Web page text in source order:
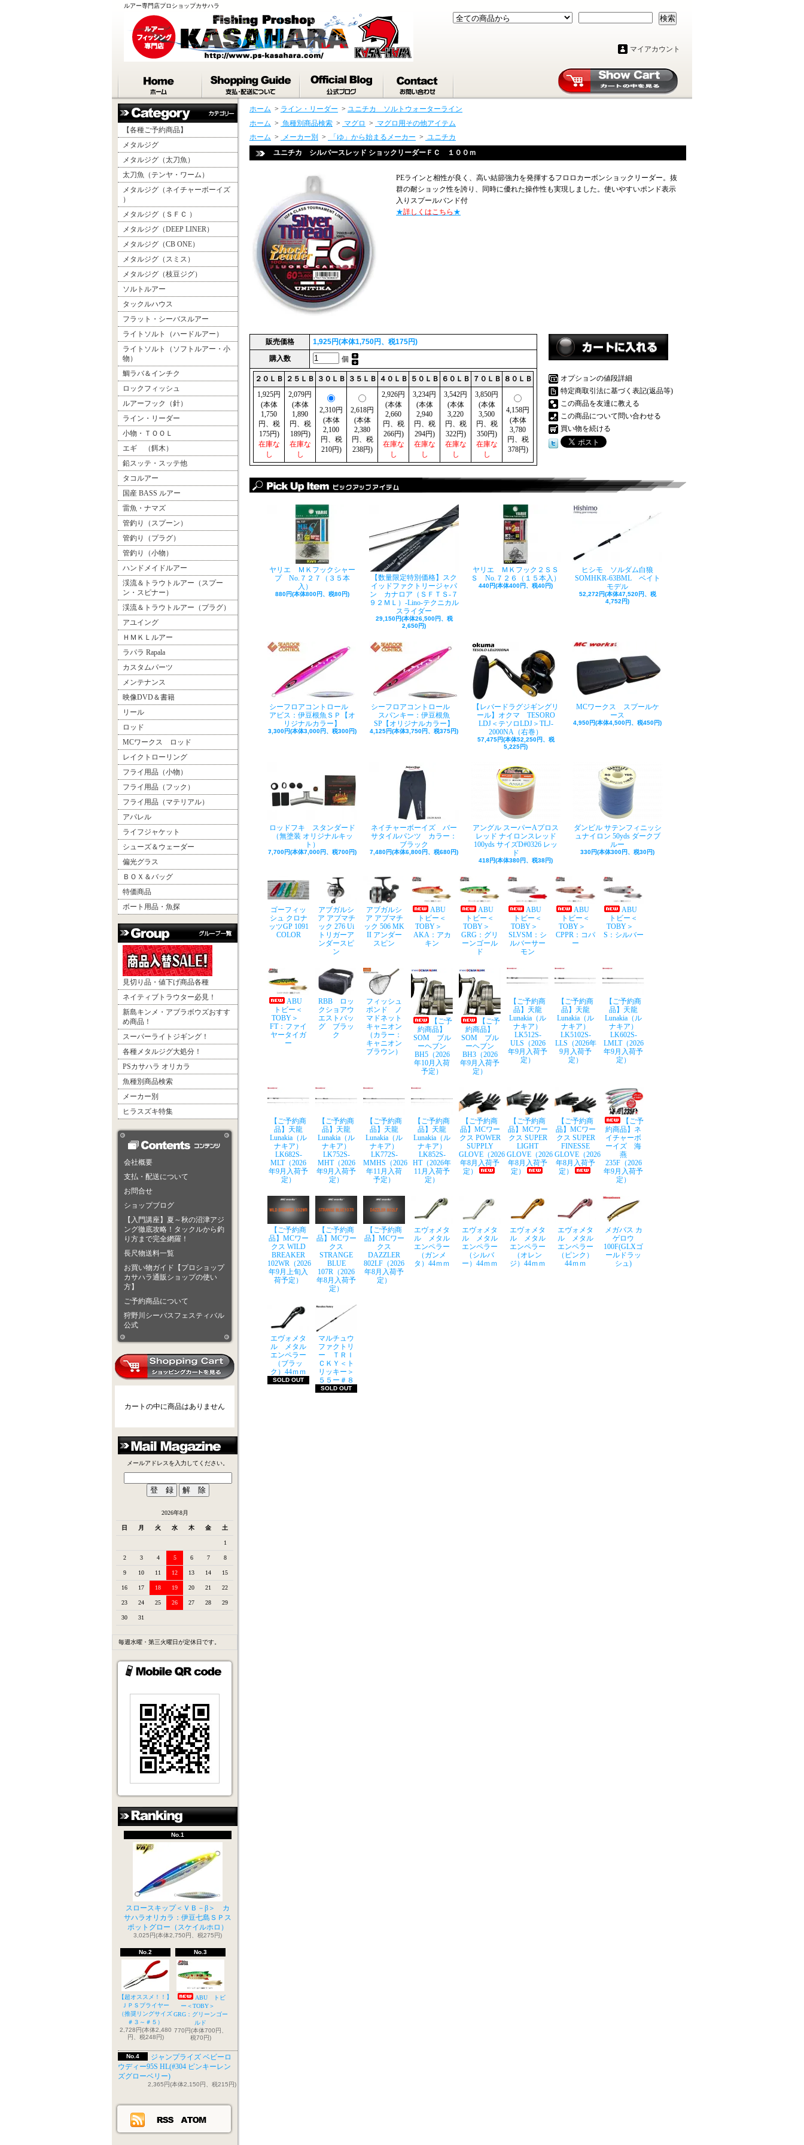
ルアー専門店プロショップカサハラ
検索
マイアカウント
【各種ご予約商品】
メタルジグ
メタルジグ（太刀魚）
太刀魚（テンヤ・ワーム）
メタルジグ（ネイチャーボーイズ
）
メタルジグ（ＳＦＣ ）
メタルジグ（DEEP LINER）
メタルジグ（CB ONE）
メタルジグ（スミス）
メタルジグ（枝豆ジグ）
ソルトルアー
タックルハウス
フラット・シーバスルアー
ライトソルト（ハードルアー）
ライトソルト（ソフトルアー・小
物）
鯛ラバ＆インチク
ロックフィッシュ
ルアーフック（針）
ライン・リーダー
小物・ＴＯＯＬ
エギ （餌木）
鉛スッテ・スッテ他
タコルアー
国産 BASS ルアー
雷魚・ナマズ
管釣り（スプーン）
管釣り（プラグ）
管釣り（小物）
ハンドメイドルアー
渓流＆トラウトルアー（スプー
ン・スピナー）
渓流＆トラウトルアー（プラグ）
アユイング
ＨＭＫＬルアー
ラパラ Rapala
カスタムパーツ
メンテナンス
映像DVD＆書籍
リール
ロッド
MCワークス ロッド
レイクトローリング
フライ用品（小物）
フライ用品（フック）
フライ用品（マテリアル）
アパレル
ライフジャケット
シューズ＆ウェーダー
偏光グラス
ＢＯＸ＆バッグ
特価商品
ボート用品・魚探
見切り品・値下げ商品各種
ネイティブトラウター必見！
新島キンメ・アブラボウズおすす
め商品！
スーパーライトジギング！
各種メタルジグ大処分！
PSカサハラ オリカラ
魚種別商品検索
メーカー別
ヒラスズキ特集
会社概要
支払・配送について
お問合せ
ショップブログ
【入門講座】夏～秋の沼津アジ
ング徹底攻略！タックルから釣
り方まで完全網羅！
長尺物送料一覧
お買い物ガイド【プロショップ
カサハラ通販ショップの使い
方】
ご予約商品について
狩野川シーバスフェスティバル
公式
カートの中に商品はありません
メールアドレスを入力してください。
2026年8月
日 月 火 水 木 金 土
1
2 3 4 5 6 7 8
9 10 11 12 13 14 15
16 17 18 19 20 21 22
23 24 25 26 27 28 29
30 31
毎週水曜・第三火曜日が定休日です。
No.1
スロースキップ＜ＶＢ－β＞ カ
サハラオリカラ：伊豆七島ＳＰス
ポットグロー（スケイルホロ）
3,025円(本体2,750円、税275円)
No.2
【超オススメ！！】
ＪＰＳプライヤー
（推奨リングサイズ
＃３～＃５）
2,728円(本体2,480
円、税248円)
No.3
ABU トビ
ー＜TOBY＞
GRG：グリーンゴー
ルド
770円(本体700円、
税70円)
No.4
ジャンプライズ ベビーロ
ウディー95S HL(#304 ピンキーレン
ズグローベリー)
2,365円(本体2,150円、税215円)
ホーム > ライン・リーダー > ユニチカ ソルトウォーターライン
ホーム > 魚種別商品検索 > マグロ > マグロ用その他アイテム
ホーム > メーカー別 > 「ゆ」から始まるメーカー > ユニチカ
ユニチカ シルバースレッド ショックリーダーＦＣ １００ｍ
PEラインと相性が良く、高い結節強力を発揮するフロロカーボンショックリーダー。抜
群の耐ショック性を誇り、同時に優れた操作性も実現しました。使いやすいポンド表示
入りスプールバンド付
★詳しくはこちら ★
販売価格
1,925円(本体1,750円、税175円)
購入数
個
２０ＬＢ ２５ＬＢ ３０ＬＢ ３５ＬＢ ４０ＬＢ ５０ＬＢ ６０ＬＢ ７０ＬＢ ８０ＬＢ
1,925円
(本体
1,750
円、税
175円)
在庫な
し
2,079円
(本体
1,890
円、税
189円)
在庫な
し
2,310円
(本体
2,100
円、税
210円)
2,618円
(本体
2,380
円、税
238円)
2,926円
(本体
2,660
円、税
266円)
在庫な
し
3,234円
(本体
2,940
円、税
294円)
在庫な
し
3,542円
(本体
3,220
円、税
322円)
在庫な
し
3,850円
(本体
3,500
円、税
350円)
在庫な
し
4,158円
(本体
3,780
円、税
378円)
オプションの値段詳細
特定商取引法に基づく表記(返品等)
この商品を友達に教える
この商品について問い合わせる
買い物を続ける
ヤリエ ＭＫフックシャー
プ No.７２７（３５本
入）
880円(本体800円、税80円)
【数量限定特別価格】スク
イッドファクトリージャパ
ン カナロア（ＳＦＴＳ-７
９２ＭＬ）-Lino-テクニカル
スライダー
29,150円(本体26,500円、税
2,650円)
ヤリエ ＭＫフック２ＳＳ
Ｓ No.７２６（１５本入）
440円(本体400円、税40円)
ヒシモ ソルダム白狼
SOMHKR-63BML ベイト
モデル
52,272円(本体47,520円、税
4,752円)
シーフロアコントロール
アビス：伊豆根魚ＳＰ【オ
リジナルカラー】
3,300円(本体3,000円、税300円)
シーフロアコントロール
スパンキー：伊豆根魚
SP【オリジナルカラー】
4,125円(本体3,750円、税375円)
【レバードラグジギングリ
ール】オクマ TESORO
LDJ＜テソロLDJ＞TLJ-
2000NA（右巻）
57,475円(本体52,250円、税
5,225円)
MCワークス スプールケ
ース
4,950円(本体4,500円、税450円)
ロッドフキ スタンダード
（無塗装 オリジナルキッ
ト）
7,700円(本体7,000円、税700円)
ネイチャーボーイズ バー
サタイルパンツ カラー：
ブラック
7,480円(本体6,800円、税680円)
アングル スーパーAプロス
レッド ナイロンスレッド
100yds サイズD#0326 レッ
ド
418円(本体380円、税38円)
ダンビル サテンフィニッシ
ュナイロン 50yds ダークブ
ルー
330円(本体300円、税30円)
ゴーフィッ
シュ クロナ
ッツGP 1091
COLOR
アブガルシ
ア アブマチ
ック 276 Ui
トリガーア
ンダースピ
ン
アブガルシ
ア アブマチ
ック 506 MK
II アンダー
スピン
ABU
トビー＜
TOBY＞
AKA：アカ
キン
ABU
トビー＜
TOBY＞
GRG：グリ
ーンゴール
ド
ABU
トビー＜
TOBY＞
SLVSM：シ
ルバーサー
モン
ABU
トビー＜
TOBY＞
CPPR：コパ
ー
ABU
トビー＜
TOBY＞
S：シルバー
ABU
トビー＜
TOBY＞
FT：ファイ
ヤータイガ
ー
RBB ロッ
クショアウ
エストバッ
グ ブラッ
ク
フィッシュ
ポンド ノ
マドネット
キャニオン
（カラー：
キャニオン
ブラウン）
【ご予
約商品】
SOM ブル
ーヘブン
BH5（2026
年10月入荷
予定）
【ご予
約商品】
SOM ブル
ーヘブン
BH3（2026
年9月入荷予
定）
【ご予約商
品】天龍
Lunakia（ル
ナキア）
LK512S-
ULS（2026
年9月入荷予
定）
【ご予約商
品】天龍
Lunakia（ル
ナキア）
LK5102S-
LLS（2026年
9月入荷予
定）
【ご予約商
品】天龍
Lunakia（ル
ナキア）
LK602S-
LMLT（2026
年9月入荷予
定）
【ご予約商
品】天龍
Lunakia（ル
ナキア）
LK682S-
MLT（2026
年9月入荷予
定）
【ご予約商
品】天龍
Lunakia（ル
ナキア）
LK752S-
MHT（2026
年9月入荷予
定）
【ご予約商
品】天龍
Lunakia（ル
ナキア）
LK772S-
MMHS（2026
年11月入荷
予定）
【ご予約商
品】天龍
Lunakia（ル
ナキア）
LK852S-
HT（2026年
11月入荷予
定）
【ご予約商
品】MCワー
クス POWER
SUPPLY
GLOVE（2026
年8月入荷予
定）
【ご予約商
品】MCワー
クス SUPER
LIGHT
GLOVE（2026
年8月入荷予
定）
【ご予約商
品】MCワー
クス SUPER
FINESSE
GLOVE（2026
年8月入荷予
定）
【ご予
約商品】ネ
イチャーボ
ーイズ 海
燕
235F（2026
年9月入荷予
定）
【ご予約商
品】MCワー
クス WILD
BREAKER
102WR（2026
年9月上旬入
荷予定）
【ご予約商
品】MCワー
クス
STRANGE
BLUE
107R（2026
年8月入荷予
定）
【ご予約商
品】MCワー
クス
DAZZLER
802LF（2026
年8月入荷予
定）
エヴォメタ
ル メタル
エンペラー
（ガンメ
タ）44ｍｍ
エヴォメタ
ル メタル
エンペラー
（シルバ
ー）44ｍｍ
エヴォメタ
ル メタル
エンペラー
（オレン
ジ）44ｍｍ
エヴォメタ
ル メタル
エンペラー
（ピンク）
44ｍｍ
メガバス カ
ゲロウ
100F(GLXゴ
ールドラッ
シュ)
エヴォメタ
ル メタル
エンペラー
（ブラッ
ク）44ｍｍ
SOLD OUT
マルチュウ
ファクトリ
ー ＴＲＩ
ＣＫＹ＜ト
リッキー＞
５５ー＃８
SOLD OUT